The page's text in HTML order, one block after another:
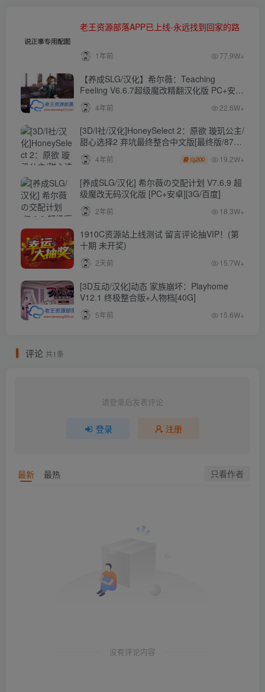
老王资源部落APP已上线-永远找到回家的路
1年前 77.9W+
【养成SLG/汉化】希尔薇：Teaching
Feeling V6.6.7超级魔改精翻汉化版 PC+安卓
【4.3G】
4年前 22.6W+
[3D/I社/汉化]HoneySelect 2：原欲 璇玑公主/
甜心选择2 弃坑最终整合中文版[最终版/87G/
秒传]
4年前 200 19.2W+
[养成SLG/汉化] 希尔薇の交配计划 V7.6.9 超
级魔改无码汉化版 [PC+安卓][3G/百度]
2年前 18.3W+
1910C资源站上线测试 留言评论抽VIP！(第
十期 未开奖)
2天前 15.7W+
[3D互动/汉化]动态 家族崩坏：Playhome
V12.1 终极整合版+人物档[40G]
5年前 15.6W+
评论 共1条
请登录后发表评论
登录 注册
最新 最热 只看作者
没有评论内容